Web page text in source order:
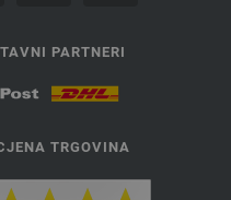
PARTNERI
TRGOVINA